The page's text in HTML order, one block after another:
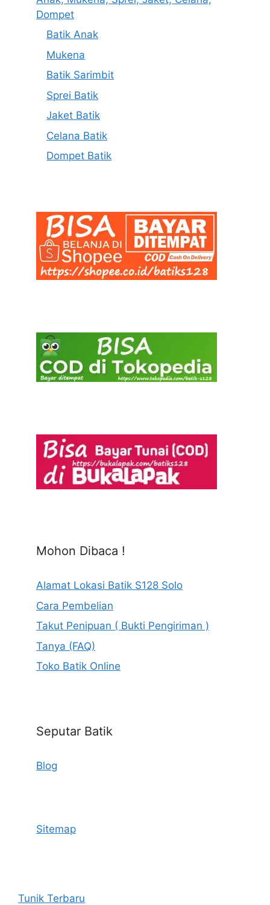
Dompet
Batik Anak
Mukena
Batik Sarimbit
Sprei Batik
Jaket Batik
Celana Batik
Dompet Batik
Mohon Dibaca !
Alamat Lokasi Batik S128 Solo
Cara Pembelian
Takut Penipuan ( Bukti Pengiriman )
Tanya (FAQ)
Toko Batik Online
Seputar Batik
Blog
Sitemap
Tunik Terbaru